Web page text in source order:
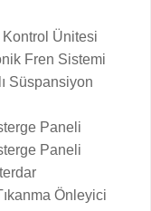
Ünitesi
Fren Sistemi
Süspansiyon
Paneli
Paneli
Önleyici